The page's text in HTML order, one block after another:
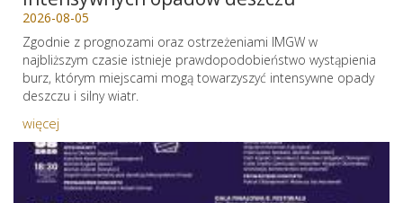
2026-08-05
Zgodnie z prognozami oraz ostrzeżeniami IMGW w
najbliższym czasie istnieje prawdopodobieństwo wystąpienia
burz, którym miejscami mogą towarzyszyć intensywne opady
deszczu i silny wiatr.
więcej